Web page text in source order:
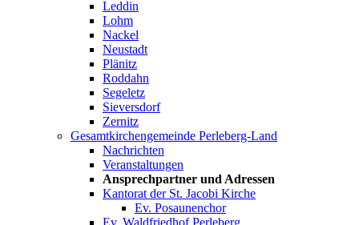
Leddin
Lohm
Nackel
Neustadt
Plänitz
Roddahn
Segeletz
Sieversdorf
Zernitz
Gesamtkirchengemeinde Perleberg-Land
Nachrichten
Veranstaltungen
Ansprechpartner und Adressen
Kantorat der St. Jacobi Kirche
Ev. Posaunenchor
Ev. Waldfriedhof Perleberg